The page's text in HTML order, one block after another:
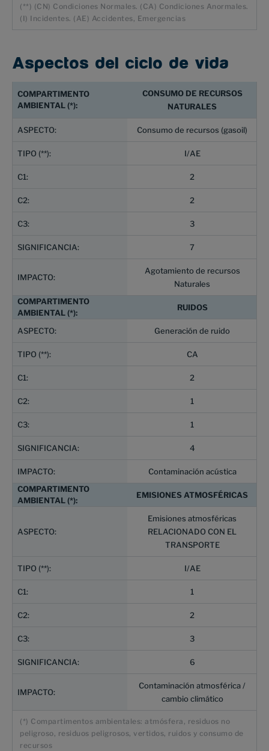
(**) (CN) Condiciones Normales. (CA) Condiciones Anormales.
(I) Incidentes. (AE) Accidentes, Emergencias
Aspectos del ciclo de vida
CONSUMO DE RECURSOS
NATURALES
Consumo de recursos (gasoil)
I/AE
2
2
3
7
Agotamiento de recursos
Naturales
RUIDOS
Generación de ruido
CA
2
1
1
4
Contaminación acústica
EMISIONES ATMOSFÉRICAS
Emisiones atmosféricas
RELACIONADO CON EL
TRANSPORTE
I/AE
1
2
3
6
Contaminación atmosférica /
cambio climático
(*) Compartimentos ambientales: atmósfera, residuos no
peligroso, residuos peligrosos, vertidos, ruidos y consumo de
recursos